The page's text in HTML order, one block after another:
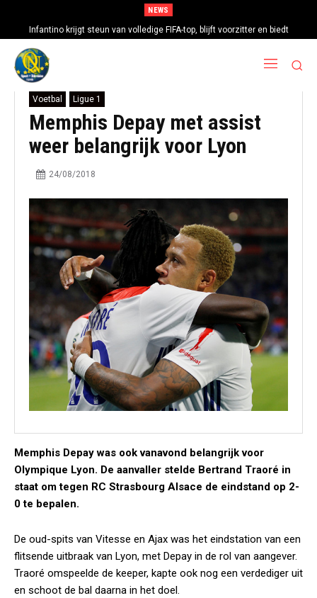
NEWS
Infantino krijgt steun van volledige FIFA-top, blijft voorzitter en biedt
excuses aan
Voetbal Ligue 1
Memphis Depay met assist
weer belangrijk voor Lyon
24/08/2018
Memphis Depay was ook vanavond belangrijk voor
Olympique Lyon. De aanvaller stelde Bertrand Traoré in
staat om tegen RC Strasbourg Alsace de eindstand op 2-
0 te bepalen.
De oud-spits van Vitesse en Ajax was het eindstation van een
flitsende uitbraak van Lyon, met Depay in de rol van aangever.
Traoré omspeelde de keeper, kapte ook nog een verdediger uit
en schoot de bal daarna in het doel.